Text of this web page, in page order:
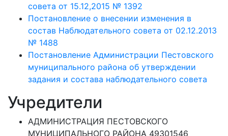
совета от 15.12,2015 № 1392
Постановление о внесении изменения в
состав Наблюдательного совета от 02.12.2013
№ 1488
Постановление Администрации Пестовского
муниципального района об утверждении
задания и состава наблюдательного совета
Учредители
АДМИНИСТРАЦИЯ ПЕСТОВСКОГО
МУНИЦИПАЛЬНОГО РАЙОНА 49301546